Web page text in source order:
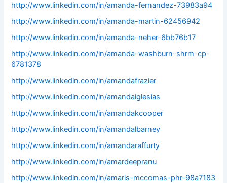
http://www.linkedin.com/in/amanda-fernandez-73983a94
http://www.linkedin.com/in/amanda-martin-62456942
http://www.linkedin.com/in/amanda-neher-6bb76b17
http://www.linkedin.com/in/amanda-washburn-shrm-cp-
6781378
http://www.linkedin.com/in/amandafrazier
http://www.linkedin.com/in/amandaiglesias
http://www.linkedin.com/in/amandakcooper
http://www.linkedin.com/in/amandalbarney
http://www.linkedin.com/in/amandaraffurty
http://www.linkedin.com/in/amardeepranu
http://www.linkedin.com/in/amaris-mccomas-phr-98a7183